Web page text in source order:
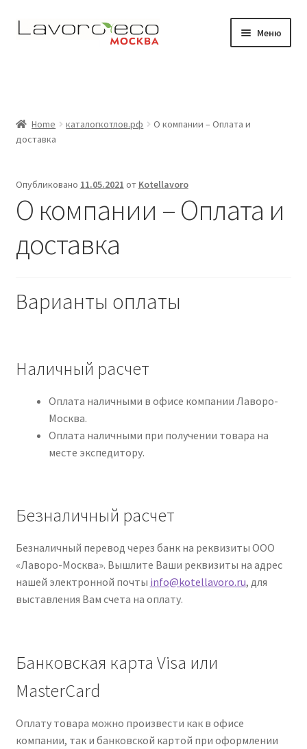
Перейти
Перейти
Меню
Где работают наши котлы
Контакты
Home каталогкотлов.рф
О компании – Оплата и
доставка
Опубликовано 11.05.2021 от Kotellavoro
О компании – Оплата и
доставка
Варианты оплаты
Наличный расчет
Оплата наличными в офисе компании Лаворо-
Москва.
Оплата наличными при получении товара на
месте экспедитору.
Безналичный расчет
Безналичный перевод через банк на реквизиты ООО
«Лаворо-Москва». Вышлите Ваши реквизиты на адрес
нашей электронной почты info@kotellavoro.ru, для
выставления Вам счета на оплату.
Банковская карта Visa или
MasterCard
Оплату товара можно произвести как в офисе
компании, так и банковской картой при оформлении